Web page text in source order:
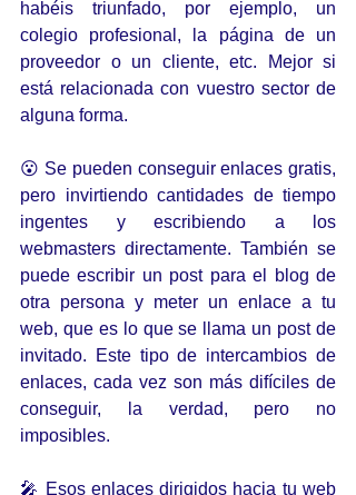
habéis triunfado, por ejemplo, un
colegio profesional, la página de un
proveedor o un cliente, etc. Mejor si
está relacionada con vuestro sector de
alguna forma.
😮 Se pueden conseguir enlaces gratis,
pero invirtiendo cantidades de tiempo
ingentes y escribiendo a los
webmasters directamente. También se
puede escribir un post para el blog de
otra persona y meter un enlace a tu
web, que es lo que se llama un post de
invitado. Este tipo de intercambios de
enlaces, cada vez son más difíciles de
conseguir, la verdad, pero no
imposibles.
🎤 Esos enlaces dirigidos hacia tu web